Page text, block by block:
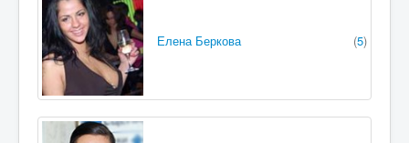
Елена Беркова (5)